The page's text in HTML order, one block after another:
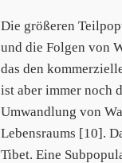
Die größeren
und die Folgen von
das den
ist aber immer noch
Umwandlung von
Lebensraums [10].
Tibet. Eine